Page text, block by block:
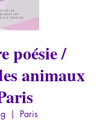
poésie /
animaux
  |
Paris